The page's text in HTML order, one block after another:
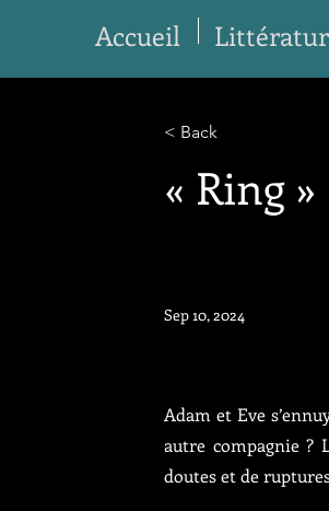
Accueil
< Back
« Ring
Sep 10, 2024
Adam et Eve
autre compagnie ?
doutes et de